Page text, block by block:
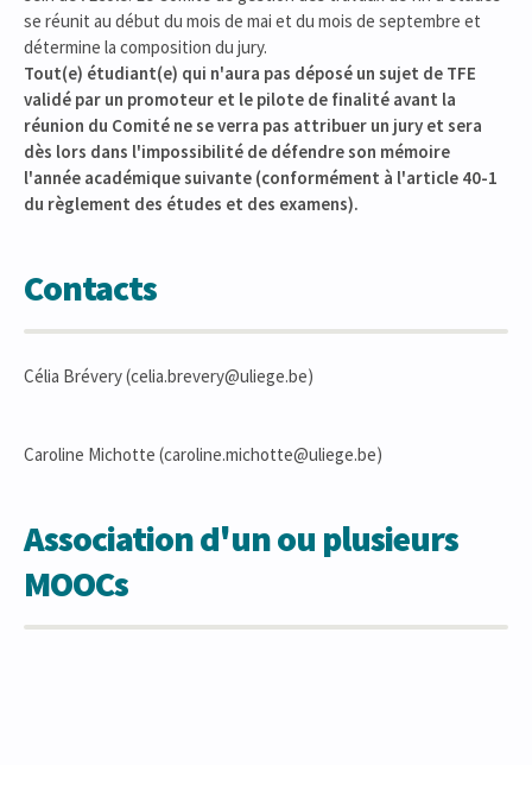
se réunit au début du mois de mai et du mois de septembre et
détermine la composition du jury.
Tout(e) étudiant(e) qui n'aura pas déposé un sujet de TFE
validé par un promoteur et le pilote de finalité avant la
réunion du Comité ne se verra pas attribuer un jury et sera
dès lors dans l'impossibilité de défendre son mémoire
l'année académique suivante (conformément à l'article 40-1
du règlement des études et des examens).
Contacts
Célia Brévery (celia.brevery@uliege.be)
Caroline Michotte (caroline.michotte@uliege.be)
Association d'un ou plusieurs
MOOCs